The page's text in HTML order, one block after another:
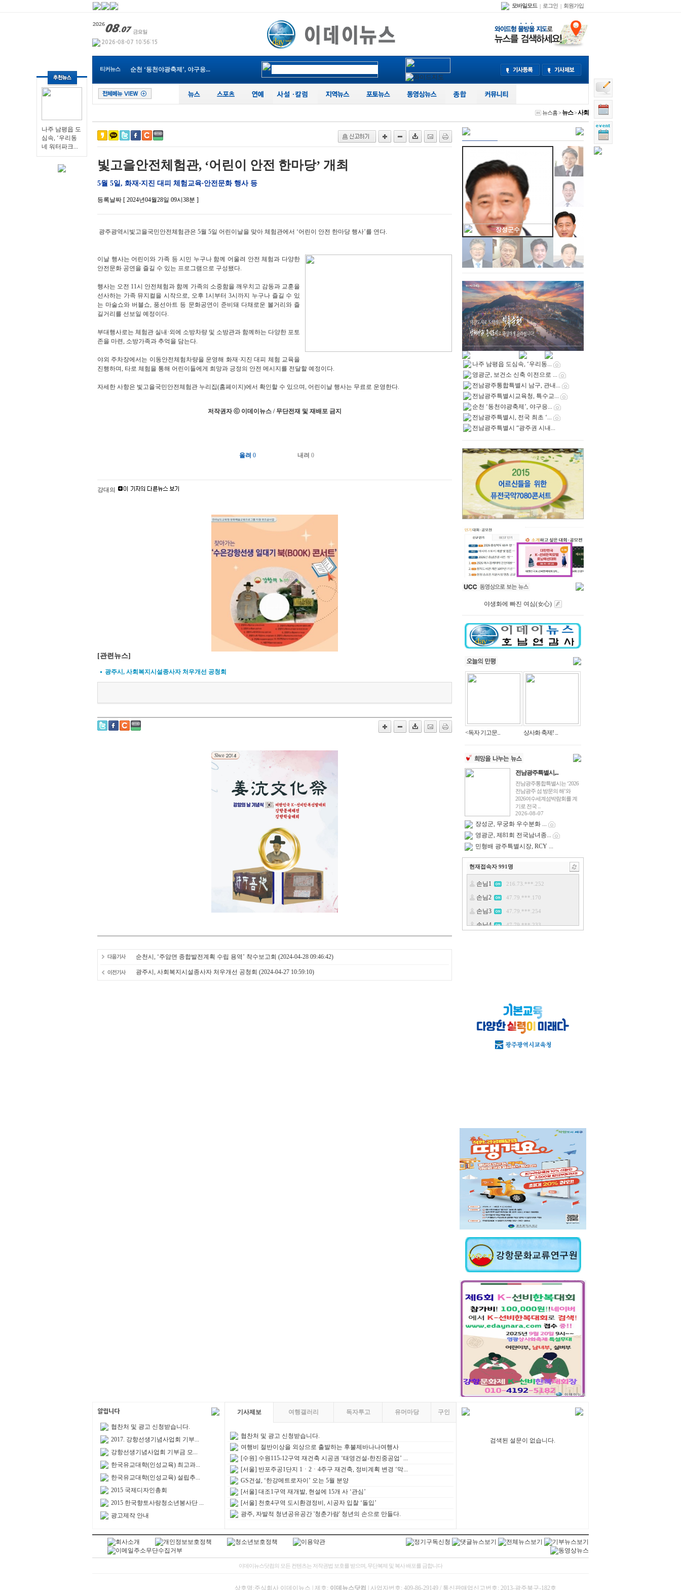
나주 남평읍 도
심속, ‘우리동
네 워터파크...
모바일모드 로그인 회원가입
티커뉴스
나주 남평읍 도심속, ‘우리동네...
영광군, 보건소 신축 이전으로 ...
순천 ‘동천야광축제’, 야구응...
전남광주특별시 “광주권 시내버...
장성군, 무궁화 우수분화 품평회...
영광군, 제81회 전국남녀종별농...
나주 남평읍 도심속, ‘우리동네...
뉴스홈>뉴스>사회
빛고을안전체험관, ‘어린이 안전 한마당’ 개최
5월 5일, 화재‧지진 대피 체험교육‧안전문화 행사 등
등록날짜 [ 2024년04월28일 09시38분 ]
광주광역시빛고을국민안전체험관은 5월 5일 어린이날을 맞아 체험관에서 ‘어린이 안전 한마당 행사’를 연다.
이날 행사는 어린이와 가족 등 시민 누구나 함께 어울려 안전 체험과 다양한
안전문화 공연을 즐길 수 있는 프로그램으로 구성됐다.
행사는 오전 11시 안전체험과 함께 가족의 소중함을 깨우치고 감동과 교훈을
선사하는 가족 뮤지컬을 시작으로, 오후 1시부터 3시까지 누구나 즐길 수 있
는 마술쇼와 버블쇼, 풍선아트 등 문화공연이 준비돼 다채로운 볼거리와 즐
길거리를 선보일 예정이다.
부대행사로는 체험관 실내·외에 소방차량 및 소방관과 함께하는 다양한 포토
존을 마련, 소방가족과 추억을 담는다.
야외 주차장에서는 이동안전체험차량을 운영해 화재·지진 대피 체험 교육을
진행하며, 타로 체험을 통해 어린이들에게 희망과 긍정의 안전 메시지를 전달할 예정이다.
자세한 사항은 빛고을국민안전체험관 누리집(홈페이지)에서 확인할 수 있으며, 어린이날 행사는 무료로 운영한다.
저작권자 ⓒ 이데이뉴스 / 무단전재 및 재배포 금지
올려 0 내려 0
강대의
[관련뉴스]
광주시, 사회복지시설종사자 처우개선 공청회
순천시, ‘주암면 종합발전계획 수립 용역’ 착수보고회 (2024-04-28 09:46:42)
광주시, 사회복지시설종사자 처우개선 공청회 (2024-04-27 10:59:10)
김병내 광주남구청장 ...
나주 남평읍 도심속, ‘우리동...
영광군, 보건소 신축 이전으로 ...
전남광주통합특별시 남구, 관내...
전남광주특별시교육청, 특수교...
순천 ‘동천야광축제’, 야구응...
전남광주특별시, 전국 최초 ‘...
전남광주특별시 “광주권 시내...
야생화에 빠진 여심(女心)
<독자 기고문... 상사화 축제! ...
전남광주특별시,...
전남광주통합특별시는 ‘2026
전남광주 섬 방문의 해’와
2026여수세계섬박람회를 계
기로 전국 ...
2026-08-07
장성군, 무궁화 우수분화 ...
영광군, 제81회 전국남녀종...
민형배 광주특별시장, RCY ...
현재접속자 991 명
협찬처 및 광고 신청받습니다.
2017. 강항선생기념사업회 기부...
강항선생기념사업회 기부금 모...
한국유교대학(인성교육) 최고과...
한국유교대학(인성교육) 설립추...
2015 국제디자인총회
2015 한국향토사랑청소년봉사단 ...
광고제작 안내
기사제보 여행갤러리 독자투고 유머마당 구인
협찬처 및 광고 신청받습니다.
여행비 절반이상을 외상으로 출발하는 후불제바나나여행사
[수원] 수원115-12구역 재건축 시공권 ‘태영건설-한진중공업’ ...
[서울] 반포주공1단지 1ㆍ2ㆍ4주구 재건축, 정비계획 변경 ‘막...
GS건설, ‘한강메트로자이’ 오는 5월 분양
[서울] 대조1구역 재개발, 현설에 15개 사 ‘관심’
[서울] 천호4구역 도시환경정비, 시공자 입찰 ‘돌입’
광주, 자발적 청년공유공간 '청춘가람' 청년의 손으로 만들다.
검색된 설문이 없습니다.
이데이뉴스닷컴의 모든 컨텐츠는 저작권법 보호를 받으며, 무단복제 및 복사 배포를 금합니다
상호명:주식회사 이데이뉴스 | 제호: 이데뉴스닷컴 | 사업자번호: 409-86-29149 / 통신판매업신고번호: 2013-광주북구-182호